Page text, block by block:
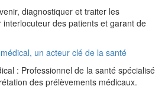
diagnostiquer et traiter les
interlocuteur des patients et garant de
un acteur clé de la santé
: Professionnel de la santé spécialisé
des prélèvements médicaux.